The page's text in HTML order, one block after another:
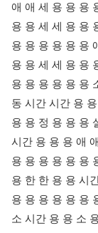
애 애 세 용 용 용
용 용 세 세 용 용
용 용 용 용 용 용
용 용 세 세 용 용
용 용 용 용 용 용
동 시간 시간 용
용 용 정 용 용 용
시간 용 용 용 애
용 용 용 용 용 용
용 한 한 용 용 시
용 용 용 용 용 용
소 시간 용 용 소